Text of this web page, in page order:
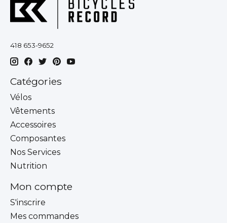
418 653-9652
Catégories
Vélos
Vêtements
Accessoires
Composantes
Nos Services
Nutrition
Mon compte
S'inscrire
Mes commandes